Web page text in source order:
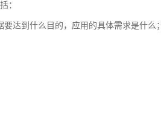
：
达到什么目的，应用的具体需求是什么；